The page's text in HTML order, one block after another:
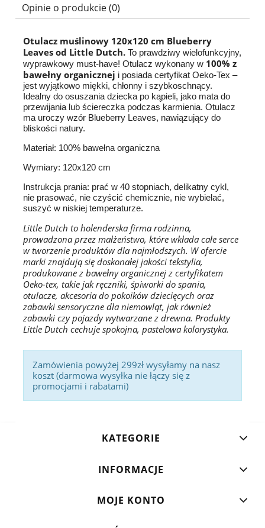
Opinie o produkcie (0)
Otulacz muślinowy 120x120 cm Blueberry
Leaves od Little Dutch. To prawdziwy wielofunkcyjny,
wyprawkowy must-have! Otulacz wykonany w 100% z
bawełny organicznej i posiada certyfikat Oeko-Tex –
jest wyjątkowo miękki, chłonny i szybkoschnący.
Idealny do osuszania dziecka po kąpieli, jako mata do
przewijania lub ściereczka podczas karmienia. Otulacz
ma uroczy wzór Blueberry Leaves, nawiązujący do
bliskości natury.
Materiał: 100% bawełna organiczna
Wymiary: 120x120 cm
Instrukcja prania: prać w 40 stopniach, delikatny cykl,
nie prasować, nie czyścić chemicznie, nie wybielać,
suszyć w niskiej temperaturze.
Little Dutch to holenderska firma rodzinna,
prowadzona przez małżeństwo, które wkłada całe serce
w tworzenie produktów dla najmłodszych. W ofercie
marki znajdują się doskonałej jakości tekstylia,
produkowane z bawełny organicznej z certyfikatem
Oeko-tex, takie jak ręczniki, śpiworki do spania,
otulacze, akcesoria do pokoików dziecięcych oraz
zabawki sensoryczne dla niemowląt, jak również
zabawki czy pojazdy wytwarzane z drewna. Produkty
Little Dutch cechuje spokojna, pastelowa kolorystyka.
Zamówienia powyżej 299zł wysyłamy na nasz
koszt (darmowa wysyłka nie łączy się z
promocjami i rabatami)
KATEGORIE
INFORMACJE
MOJE KONTO